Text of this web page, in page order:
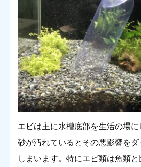
エビは主に水槽底部を生活の場
砂が汚れているとその悪影響を
しまいます。特にエビ類は魚類と